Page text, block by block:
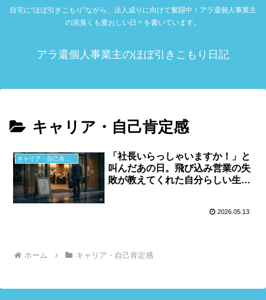
自宅に“ほぼ引きこもり”ながら、法人成りに向けて奮闘中！アラ還個人事業主
の泥臭くも愛おしい日々を書いています。
アラ還個人事業主のほぼ引きこもり日記
キャリア・自己肯定感
キャリア・自己肯定感
「社長いらっしゃいますか！」と
叫んだあの日。飛び込み営業の失
敗が教えてくれた自分らしい生き
2026.05.13
ホーム キャリア・自己肯定感